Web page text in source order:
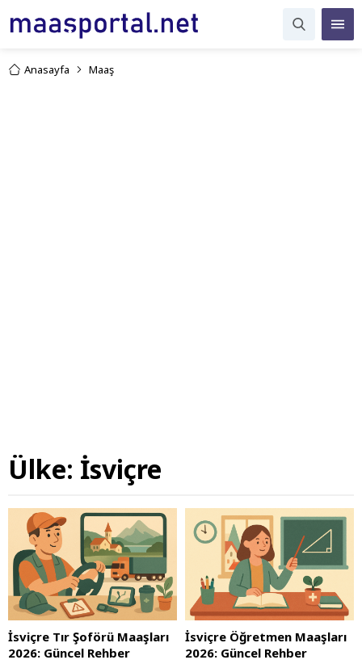
Anasayfa Maaş
Ülke: İsviçre
İsviçre Tır Şoförü Maaşları
2026: Güncel Rehber
İsviçre Öğretmen Maaşları
2026: Güncel Rehber